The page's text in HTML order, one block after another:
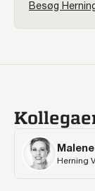
Besøg
Herning